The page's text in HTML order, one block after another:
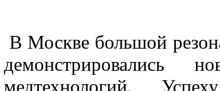
В Москве большой
демонстрировались
медтехнологий.